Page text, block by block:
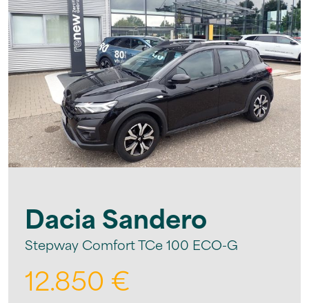
DaciaSandero
Stepway Comfort TCe 100 ECO-G
12.850 €